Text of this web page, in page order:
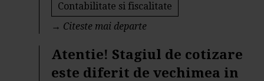
Contabilitate si fiscalitate
→ Citeste mai departe
Atentie! Stagiul de cotizare
este diferit de vechimea in